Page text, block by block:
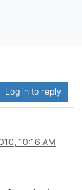
Log in to reply
10:16 AM